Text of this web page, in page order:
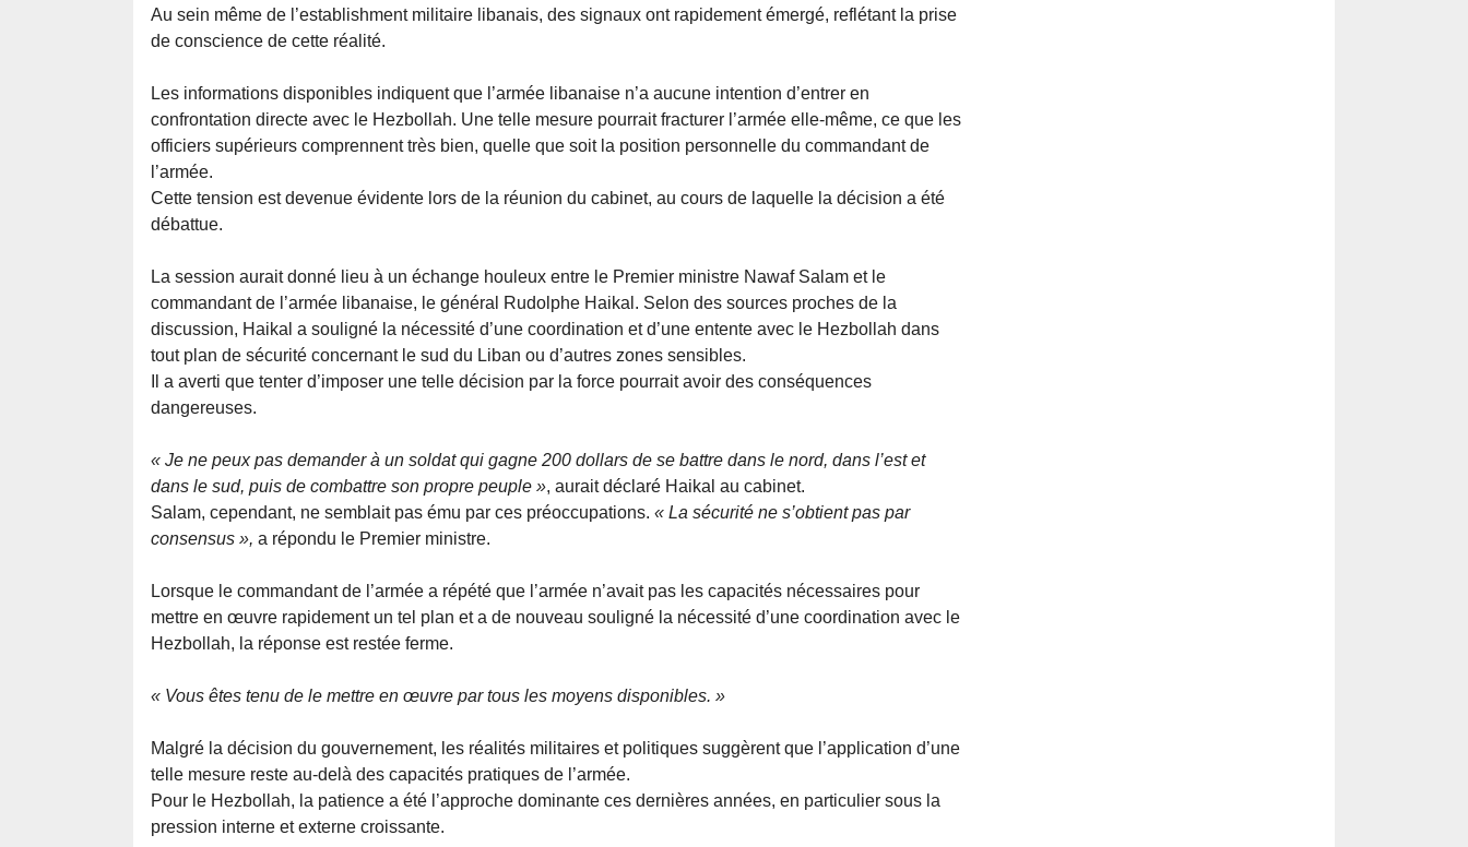
Au sein même de l’establishment militaire libanais, des signaux ont rapidement émergé, reflétant la prise
de conscience de cette réalité.
Les informations disponibles indiquent que l’armée libanaise n’a aucune intention d’entrer en
confrontation directe avec le Hezbollah. Une telle mesure pourrait fracturer l’armée elle-même, ce que les
officiers supérieurs comprennent très bien, quelle que soit la position personnelle du commandant de
l’armée.
Cette tension est devenue évidente lors de la réunion du cabinet, au cours de laquelle la décision a été
débattue.
La session aurait donné lieu à un échange houleux entre le Premier ministre Nawaf Salam et le
commandant de l’armée libanaise, le général Rudolphe Haikal. Selon des sources proches de la
discussion, Haikal a souligné la nécessité d’une coordination et d’une entente avec le Hezbollah dans
tout plan de sécurité concernant le sud du Liban ou d’autres zones sensibles.
Il a averti que tenter d’imposer une telle décision par la force pourrait avoir des conséquences
dangereuses.
« Je ne peux pas demander à un soldat qui gagne 200 dollars de se battre dans le nord, dans l’est et
dans le sud, puis de combattre son propre peuple », aurait déclaré Haikal au cabinet.
Salam, cependant, ne semblait pas ému par ces préoccupations. « La sécurité ne s’obtient pas par
consensus », a répondu le Premier ministre.
Lorsque le commandant de l’armée a répété que l’armée n’avait pas les capacités nécessaires pour
mettre en œuvre rapidement un tel plan et a de nouveau souligné la nécessité d’une coordination avec le
Hezbollah, la réponse est restée ferme.
« Vous êtes tenu de le mettre en œuvre par tous les moyens disponibles. »
Malgré la décision du gouvernement, les réalités militaires et politiques suggèrent que l’application d’une
telle mesure reste au-delà des capacités pratiques de l’armée.
Pour le Hezbollah, la patience a été l’approche dominante ces dernières années, en particulier sous la
pression interne et externe croissante.